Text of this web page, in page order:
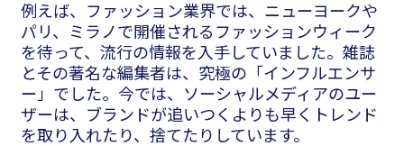
例えば、ファッション業界では、ニューヨークや
パリ、ミラノで開催されるファッションウィーク
を待って、流行の情報を入手していました。雑誌
とその著名な編集者は、究極の「インフルエンサ
ー」でした。今では、ソーシャルメディアのユー
ザーは、ブランドが追いつくよりも早くトレンド
を取り入れたり、捨てたりしています。